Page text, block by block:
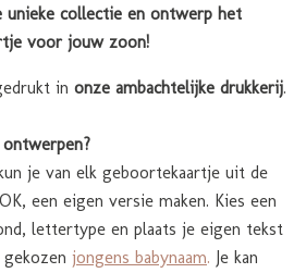
unieke collectie en ontwerp het
voor jouw zoon!
in onze ambachtelijke drukkerij.
je van elk geboortekaartje uit de
een eigen versie maken. Kies een
lettertype en plaats je eigen tekst
jongens babynaam. Je kan